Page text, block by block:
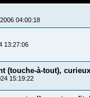
04:00:18
13:27:06
(touche-à-tout),
15:19:22